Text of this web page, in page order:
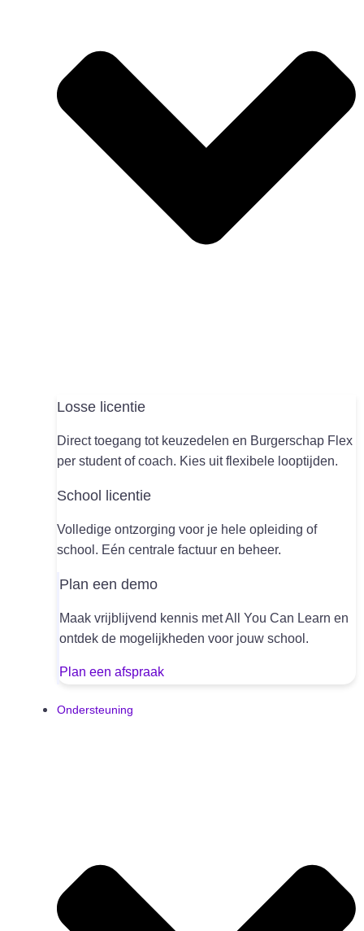
Losse licentie
Direct toegang tot keuzedelen en Burgerschap Flex
per student of coach. Kies uit flexibele looptijden.
School licentie
Volledige ontzorging voor je hele opleiding of
school. Eén centrale factuur en beheer.
Plan een demo
Maak vrijblijvend kennis met All You Can Learn en
ontdek de mogelijkheden voor jouw school.
Plan een afspraak
Ondersteuning